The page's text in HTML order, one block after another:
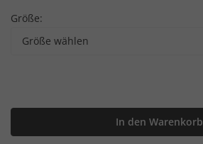
Größe:
Größe wählen
In den Warenkorb